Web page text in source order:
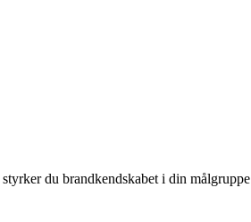
du brandkendskabet i din målgruppe